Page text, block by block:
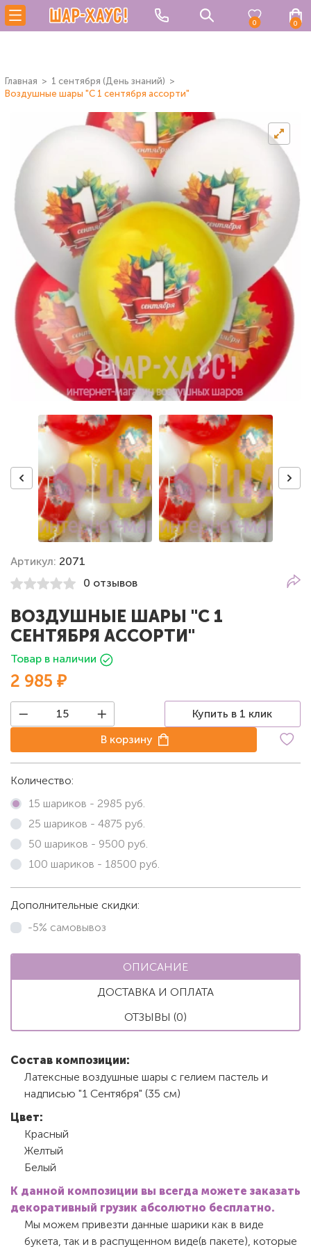
0 0
Главная
1 сентября (День знаний)
Воздушные шары "С 1 сентября ассорти"
Артикул: 2071
0 отзывов
ВОЗДУШНЫЕ ШАРЫ "С 1
СЕНТЯБРЯ АССОРТИ"
Товар в наличии
2 985 ₽
Купить в 1 клик
В корзину
Количество:
15 шариков - 2985 руб.
25 шариков - 4875 руб.
50 шариков - 9500 руб.
100 шариков - 18500 руб.
Дополнительные скидки:
-5% самовывоз
ОПИСАНИЕ
ДОСТАВКА И ОПЛАТА
ОТЗЫВЫ (0)
Состав композиции:
Латексные воздушные шары с гелием пастель и
надписью "1 Сентября" (35 см)
Цвет:
Красный
Желтый
Белый
К данной композиции вы всегда можете заказать
декоративный грузик абсолютно бесплатно.
Мы можем привезти данные шарики как в виде
букета, так и в распущенном виде(в пакете), которые